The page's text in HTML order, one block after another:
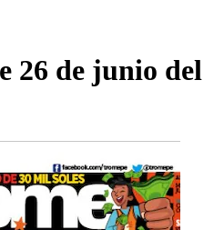
26 de junio del